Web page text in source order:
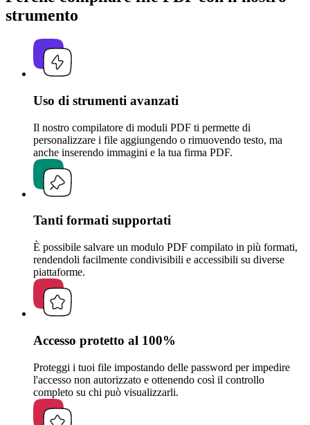
strumento
Uso di strumenti avanzati
Il nostro compilatore di moduli PDF ti permette di
personalizzare i file aggiungendo o rimuovendo testo, ma
anche inserendo immagini e la tua firma PDF.
Tanti formati supportati
È possibile salvare un modulo PDF compilato in più formati,
rendendoli facilmente condivisibili e accessibili su diverse
piattaforme.
Accesso protetto al 100%
Proteggi i tuoi file impostando delle password per impedire
l'accesso non autorizzato e ottenendo così il controllo
completo su chi può visualizzarli.